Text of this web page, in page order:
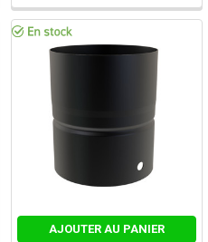
AJOUTER AU PANIER